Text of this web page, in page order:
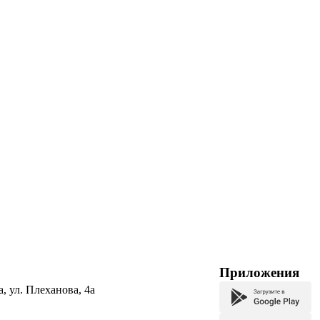
ул. Плеханова, 4а
Приложения